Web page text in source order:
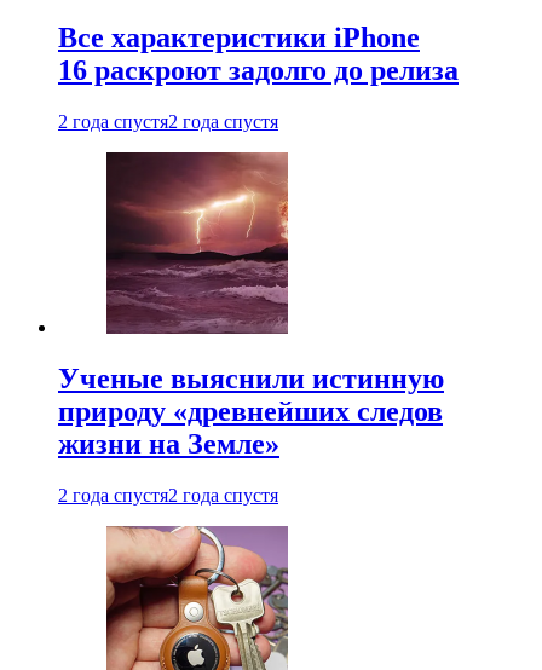
Все характеристики iPhone
16 раскроют задолго до релиза
2 года спустя2 года спустя
Ученые выяснили истинную
природу «древнейших следов
жизни на Земле»
2 года спустя2 года спустя